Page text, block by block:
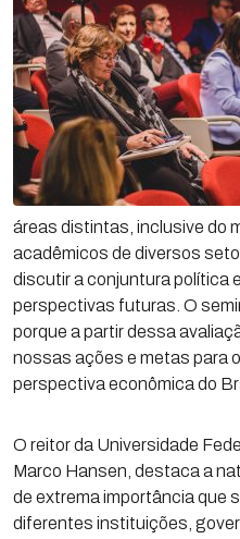
áreas distintas, inclusive do
acadêmicos de diversos
discutir a conjuntura política
perspectivas futuras. O
porque a partir dessa
nossas ações e metas para
perspectiva econômica do
O reitor da Universidade
Marco Hansen, destaca a
de extrema importância que
diferentes instituições,